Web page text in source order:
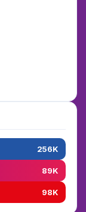
256K
89K
98K